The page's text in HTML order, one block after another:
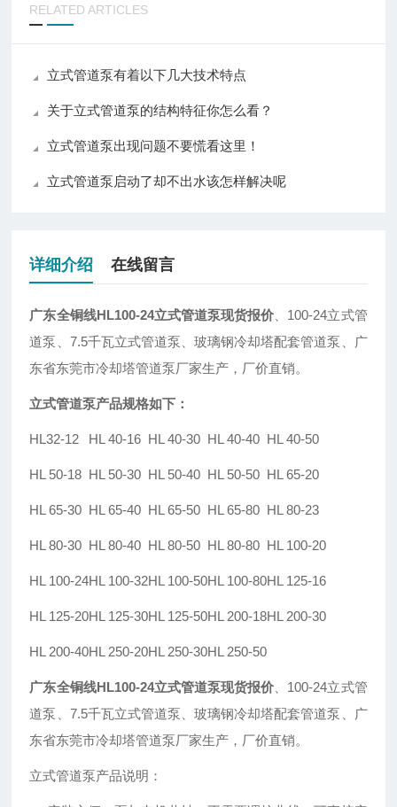
RELATED ARTICLES
立式管道泵有着以下几大技术特点
关于立式管道泵的结构特征你怎么看？
立式管道泵出现问题不要慌看这里！
立式管道泵启动了却不出水该怎样解决呢
详细介绍 在线留言
广东全铜线HL100-24立式管道泵现货报价 、100-24立式管
道泵、7.5千瓦立式管道泵、玻璃钢冷却塔配套管道泵、广
东省东莞市冷却塔管道泵厂家生产，厂价直销。
立式管道泵产品规格如下：
HL32-12 HL 40-16 HL 40-30 HL 40-40 HL 40-50
HL 50-18 HL 50-30 HL 50-40 HL 50-50 HL 65-20
HL 65-30 HL 65-40 HL 65-50 HL 65-80 HL 80-23
HL 80-30 HL 80-40 HL 80-50 HL 80-80 HL 100-20
HL 100-24HL 100-32HL 100-50HL 100-80HL 125-16
HL 125-20HL 125-30HL 125-50HL 200-18HL 200-30
HL 200-40HL 250-20HL 250-30HL 250-50
广东全铜线HL100-24立式管道泵现货报价 、100-24立式管
道泵、7.5千瓦立式管道泵、玻璃钢冷却塔配套管道泵、广
东省东莞市冷却塔管道泵厂家生产，厂价直销。
立式管道泵产品说明：